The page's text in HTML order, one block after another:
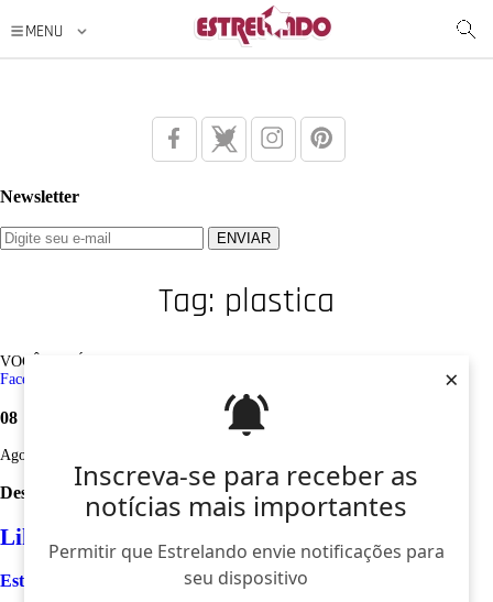
Inscreva-se para receber as
notícias mais importantes
Permitir que Estrelando envie notificações para
seu dispositivo
×
Newsletter
Tag: plastica
VOCÊ ESTÁ AQUI: Tag /
Facebook
08
Ago
Desculpe, não foi encontrado nenhum registro sobre: plastica
Like
Estrelando